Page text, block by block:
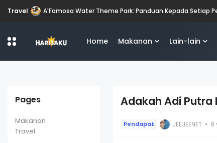
Travel A'Famosa Water Theme Park: Panduan Kepada Setiap
Home Makanan Lain-lain
Pages
Makanan
Travel
Adakah Adi
Pendapat JEEJEENET 8